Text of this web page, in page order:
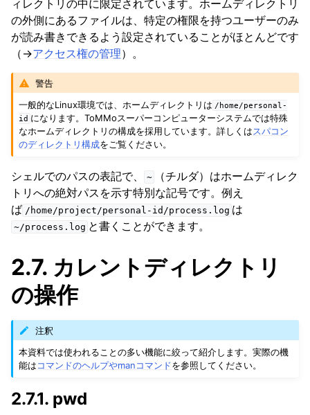
ィレクトリの中に限定されています。ホームディレクトリ
の外側にあるファイルは、特定の権限を持つユーザーのみ
が読み書きできるよう設定されていることがほとんどです
（→アクセス権の管理）。
警告
一般的なLinux環境では、ホームディレクトリは /home/personal-
id になります。ToMMoスーパーコンピューターシステムでは特殊
なホームディレクトリの構成を採用しています。詳しくはスパコン
のディレクトリ構成をご覧ください。
シェルでのパスの表記で、 ~
（チルダ）はホームディレク
トリへの絶対パスを示す特別な記号です。例え
ば /home/project/personal-id/process.log は
~/process.log と書くことができます。
2.7. カレントディレクトリ
の操作
注釈
本資料では使われることの多い機能に絞って紹介します。実際の機
能はコマンドのヘルプやmanコマンドを参照してください。
2.7.1. pwd